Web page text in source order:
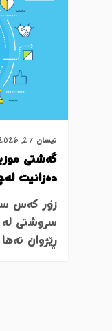
نیسان 27, 2026
گەشتی
دەزانیت
زۆر کەس
سروشتی
ڕێژوان